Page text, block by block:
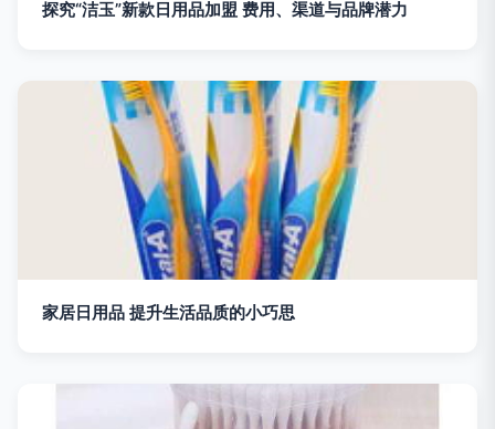
探究“洁玉”新款日用品加盟 费用、渠道与品牌潜力
家居日用品 提升生活品质的小巧思